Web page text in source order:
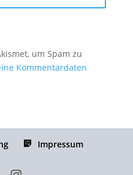
um Spam zu
Kommentardaten
Impressum